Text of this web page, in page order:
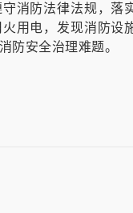
消防法律法规，
用电，发现消防
防安全治理难题。